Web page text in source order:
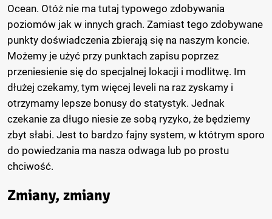
Ocean. Otóż nie ma tutaj typowego zdobywania
poziomów jak w innych grach. Zamiast tego zdobywane
punkty doświadczenia zbierają się na naszym koncie.
Możemy je użyć przy punktach zapisu poprzez
przeniesienie się do specjalnej lokacji i modlitwę. Im
dłużej czekamy, tym więcej leveli na raz zyskamy i
otrzymamy lepsze bonusy do statystyk. Jednak
czekanie za długo niesie ze sobą ryzyko, że będziemy
zbyt słabi. Jest to bardzo fajny system, w któtrym sporo
do powiedzania ma nasza odwaga lub po prostu
chciwość.
Zmiany, zmiany